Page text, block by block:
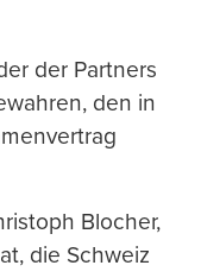
der Partners
den in
Blocher,
die Schweiz